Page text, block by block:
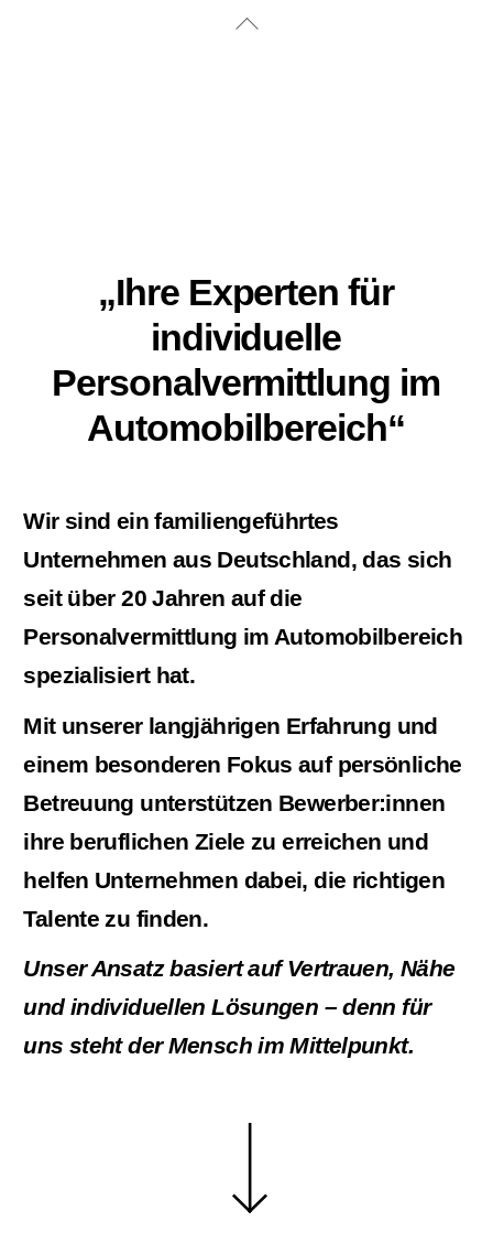
„Ihre Experten für
individuelle
Personalvermittlung im
Automobilbereich“
Wir sind ein familiengeführtes
Unternehmen aus Deutschland, das sich
seit über 20 Jahren auf die
Personalvermittlung im Automobilbereich
spezialisiert hat.
Mit unserer langjährigen Erfahrung und
einem besonderen Fokus auf persönliche
Betreuung unterstützen Bewerber:innen
ihre beruflichen Ziele zu erreichen und
helfen Unternehmen dabei, die richtigen
Talente zu finden.
Unser Ansatz basiert auf Vertrauen, Nähe
und individuellen Lösungen – denn für
uns steht der Mensch im Mittelpunkt.
Back